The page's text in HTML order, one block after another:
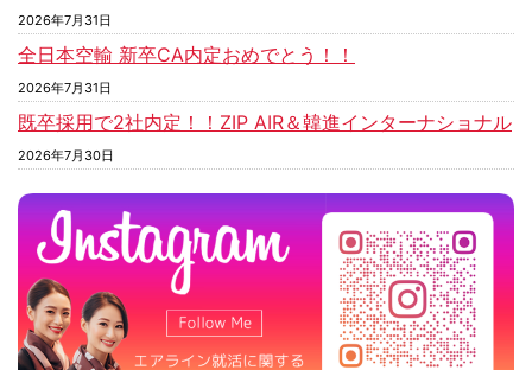
2026年7月31日
全日本空輸 新卒CA内定おめでとう！！
2026年7月31日
既卒採用で2社内定！！ZIP AIR＆韓進インターナショナル
2026年7月30日